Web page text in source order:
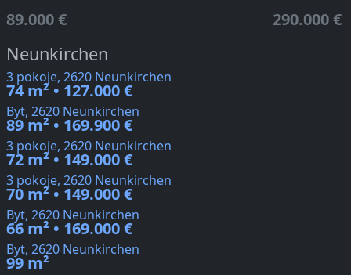
89.000 € 290.000 €
Neunkirchen
3 pokoje, 2620 Neunkirchen
74 m² • 127.000 €
Byt, 2620 Neunkirchen
89 m² • 169.900 €
3 pokoje, 2620 Neunkirchen
72 m² • 149.000 €
3 pokoje, 2620 Neunkirchen
70 m² • 149.000 €
Byt, 2620 Neunkirchen
66 m² • 169.000 €
Byt, 2620 Neunkirchen
99 m²